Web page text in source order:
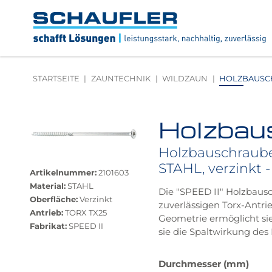
Hauptnavigation
Footernavigation
Logo
verlinkt
zur
STARTSEITE ZAUNTECHNIK WILDZAUN
überspringen
Artikelnummer:2101603
Material:STAHL
Oberfläche:Verzinkt
Antrieb:TORX TX25
Fabrikat:SPEED II
STAHL, verzinkt
Die "SPEED II"
zuverlässigen Torx-
Geometrie ermöglicht
sie die Spaltwirkung des
Das
Durchmesser (mm)